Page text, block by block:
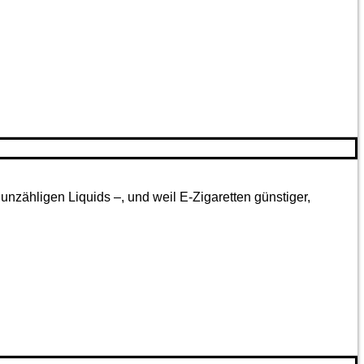
Liquids –, und weil E-Zigaretten günstiger,